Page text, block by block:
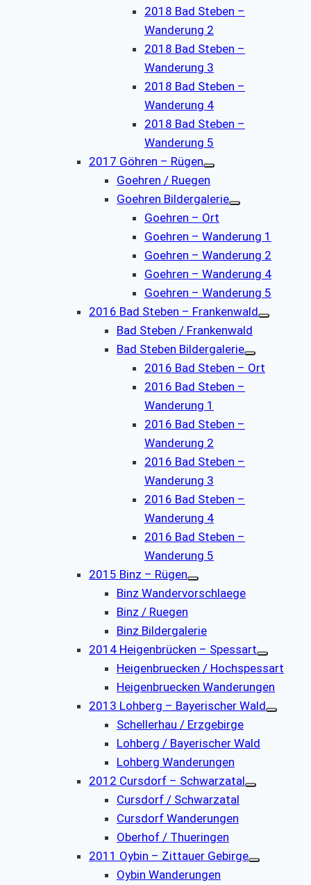
2018 Bad Steben –
Wanderung 2
2018 Bad Steben –
Wanderung 3
2018 Bad Steben –
Wanderung 4
2018 Bad Steben –
Wanderung 5
2017 Göhren – Rügen
Goehren / Ruegen
Goehren Bildergalerie
Goehren – Ort
Goehren – Wanderung 1
Goehren – Wanderung 2
Goehren – Wanderung 4
Goehren – Wanderung 5
2016 Bad Steben – Frankenwald
Bad Steben / Frankenwald
Bad Steben Bildergalerie
2016 Bad Steben – Ort
2016 Bad Steben –
Wanderung 1
2016 Bad Steben –
Wanderung 2
2016 Bad Steben –
Wanderung 3
2016 Bad Steben –
Wanderung 4
2016 Bad Steben –
Wanderung 5
2015 Binz – Rügen
Binz Wandervorschlaege
Binz / Ruegen
Binz Bildergalerie
2014 Heigenbrücken – Spessart
Heigenbruecken / Hochspessart
Heigenbruecken Wanderungen
2013 Lohberg – Bayerischer Wald
Schellerhau / Erzgebirge
Lohberg / Bayerischer Wald
Lohberg Wanderungen
2012 Cursdorf – Schwarzatal
Cursdorf / Schwarzatal
Cursdorf Wanderungen
Oberhof / Thueringen
2011 Oybin – Zittauer Gebirge
Oybin Wanderungen